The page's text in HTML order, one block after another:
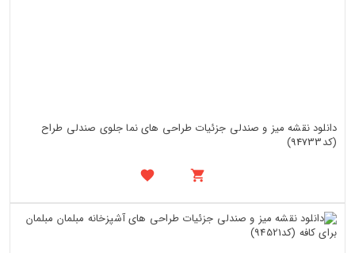
دانلود نقشه میز و صندلی جزئیات طراحی های نما جلوی صندلی طراح
(کد94733)